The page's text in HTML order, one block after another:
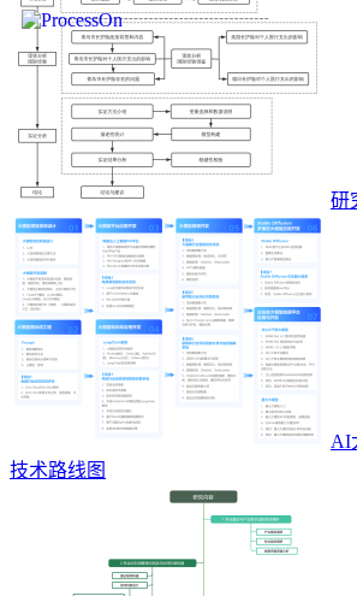
研
AI
技术路线图